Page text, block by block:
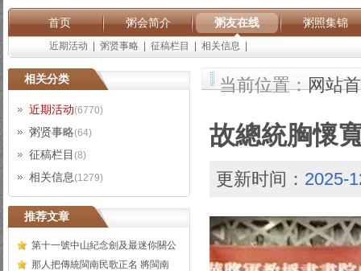
首页 粥会简介 粥友在线 粥照集锦
近期活动 粥贤事略 征稿栏目 相关信息
相关分类
近期活动(6770)
粥贤事略(64)
征稿栏目 (8)
相关信息(1279)
推荐文章
第十一號中山紀念劍及最迷你關公
那人把傳統閩南民歌正名 將閩南
当前位置：网站
故總統胸懷
更新时间： 2025-